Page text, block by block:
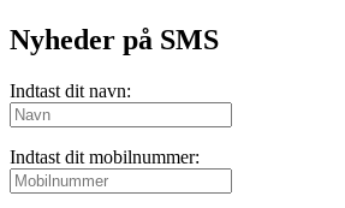
Nyheder på SMS
Indtast dit navn:
Indtast dit mobilnummer: